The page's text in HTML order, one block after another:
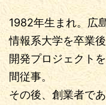
1982年生まれ。広
情報系大学を卒業
開発プロジェクト
間従事。
その後、創業者で